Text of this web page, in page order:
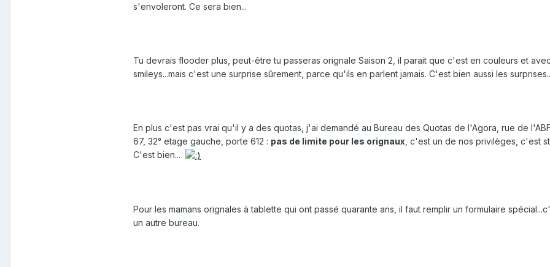
s'envoleront. Ce sera bien...
Tu devrais flooder plus, peut-être tu passeras orignale Saison 2, il parait que c'est en couleurs et
smileys...mais c'est une surprise sûrement, parce qu'ils en parlent jamais. C'est bien aussi les surprises..
En plus c'est pas vrai qu'il y a des quotas, j'ai demandé au Bureau des Quotas de l'Agora, rue de
67, 32° etage gauche, porte 612 : pas de limite pour les orignaux , c'est un de nos privilèges, c'est
C'est bien...
Pour les mamans orignales à tablette qui ont passé quarante ans, il faut remplir un formulaire
un autre bureau.